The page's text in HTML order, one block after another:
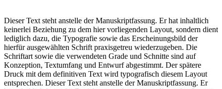
Dieser Text steht anstelle der Manuskriptfassung. Er hat inhaltlich
keinerlei Beziehung zu dem hier vorliegenden Layout, sondern dient
lediglich dazu, die Typografie sowie das Erscheinungsbild der
hierfür ausgewählten Schrift praxisgetreu wiederzugeben. Die
Schriftart sowie die verwendeten Grade und Schnitte sind auf
Konzeption, Textumfang und Entwurf abgestimmt. Der spätere
Druck mit dem definitiven Text wird typografisch diesem Layout
entsprechen. Dieser Text steht anstelle der Manuskriptfassung. Er